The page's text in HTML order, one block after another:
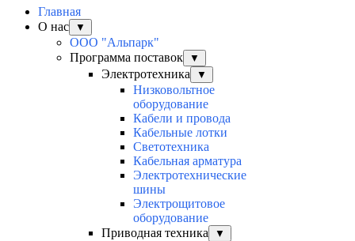
Главная
О нас
▼
ООО "Альпарк"
Программа поставок
▼
Электротехника ▼
Низковольтное
оборудование
Кабели и провода
Кабельные лотки
Светотехника
Кабельная арматура
Электротехнические
шины
Электрощитовое
оборудование
Приводная техника
▼